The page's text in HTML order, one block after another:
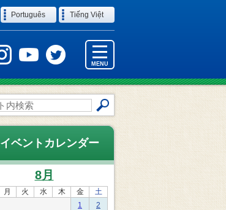
Português
Tiếng Việt
MENU
イベントカレンダー
8月
月 火 水 木 金
土
1
2